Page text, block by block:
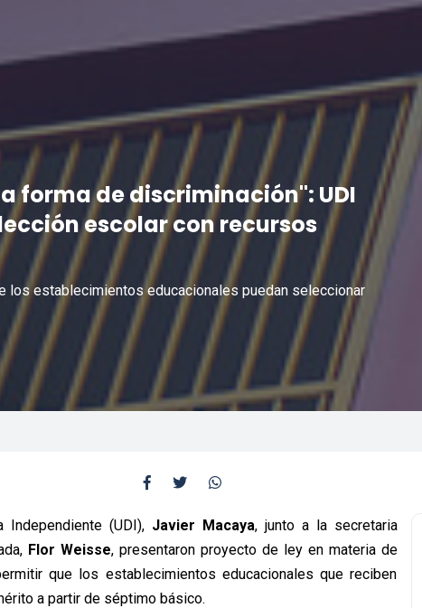
forma de discriminación": UDI
escolar con recursos
los establecimientos educacionales puedan seleccionar
(UDI), Javier Macaya, junto a la secretaria
Flor Weisse, presentaron proyecto de ley en materia de
que los establecimientos educacionales que reciben
a partir de séptimo básico.